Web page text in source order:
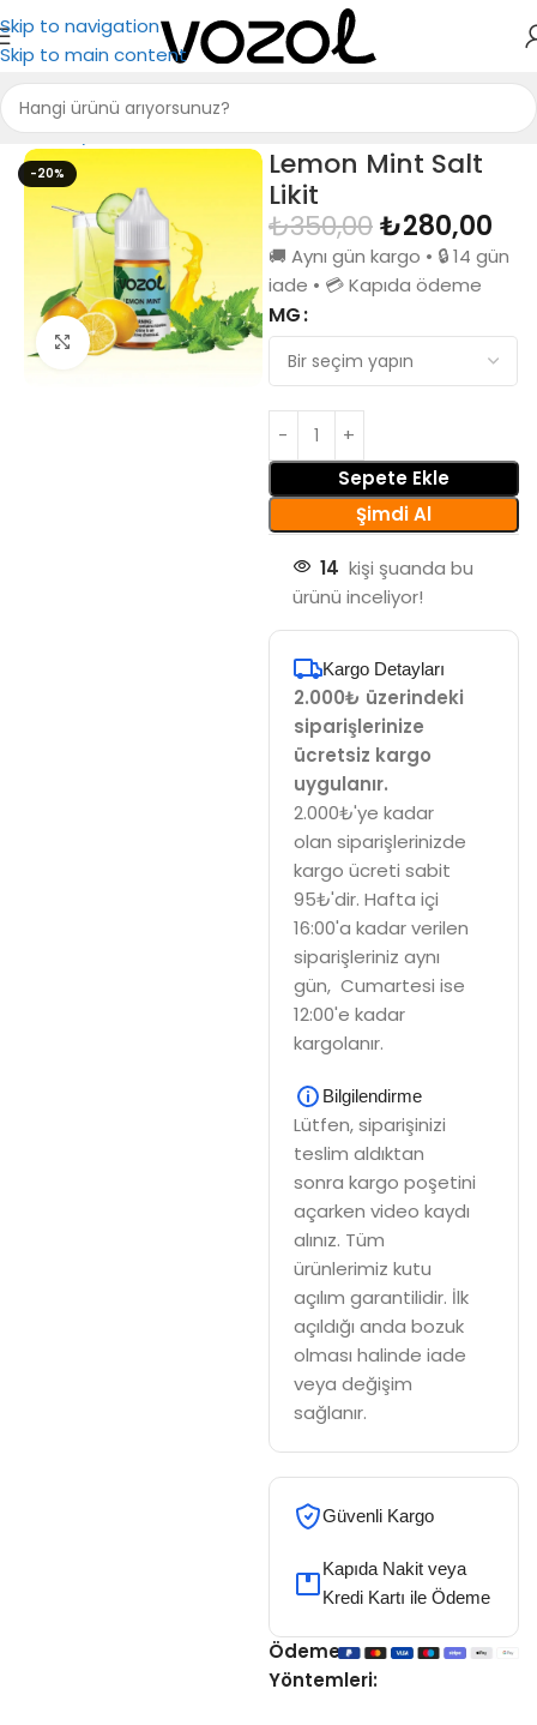
Skip to navigation
Skip to main content
Ana Sayfa Vozol Likit
-20%
Büyütmek için tıkla
Lemon Mint Salt
Likit
₺350,00₺280,00
🚚 Aynı gün kargo • 🔒 14 gün
iade • 💳 Kapıda ödeme
MG
Sepete Ekle
Şimdi Al
14 kişi şuanda bu
ürünü inceliyor!
Kargo Detayları
2.000₺ üzerindeki
siparişlerinize
ücretsiz kargo
uygulanır.
2.000₺'ye kadar
olan siparişlerinizde
kargo ücreti sabit
95₺'dir. Hafta içi
16:00'a kadar verilen
siparişleriniz aynı
gün, Cumartesi ise
12:00'e kadar
kargolanır.
Bilgilendirme
Lütfen, siparişinizi
teslim aldıktan
sonra kargo poşetini
açarken video kaydı
alınız. Tüm
ürünlerimiz kutu
açılım garantilidir. İlk
açıldığı anda bozuk
olması halinde iade
veya değişim
sağlanır.
Güvenli Kargo
Kapıda Nakit veya
Kredi Kartı ile Ödeme
Ödeme
Yöntemleri: